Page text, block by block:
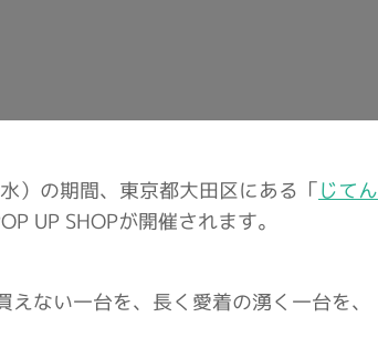
）の期間、東京都大田区にある「じてん
UP SHOPが開催されます。
ない一台を、長く愛着の湧く一台を、